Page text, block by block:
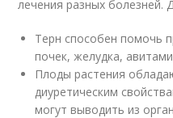
лечения разных болезней.
Терн способен помочь
почек, желудка,
Плоды растения
диуретическим
могут выводить из